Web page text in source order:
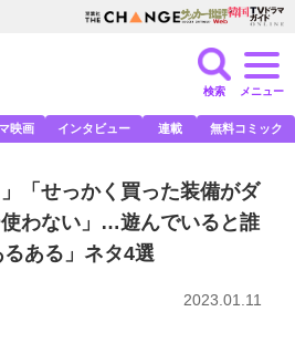
検索 メニュー
映画 インタビュー 連載 無料コミック
「せっかく買った装備がダ
わない」…遊んでいると誰
ある」ネタ4選
2023.01.11